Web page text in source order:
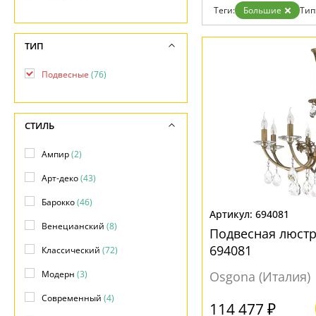
Теги: Большие
694081
Подвесная
694081
Osgona (Италия)
114 477 ₽
ТИП
Подвесные (76)
СТИЛЬ
Ампир(2)
Арт-деко(43)
Барокко(46)
Венецианский (8)
Классический (72)
Модерн (3)
Современный (4)